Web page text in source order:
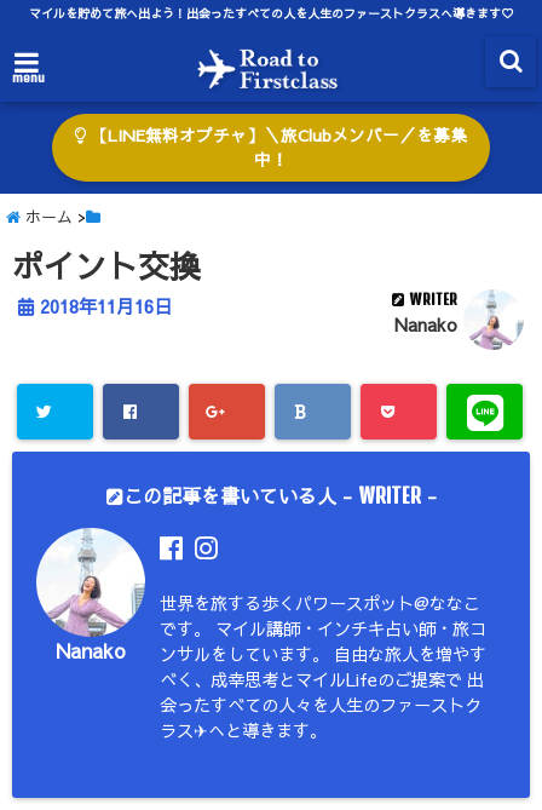
マイルを貯めて旅へ出よう！出会ったすべての人を人生のファーストクラスへ導きます♡
menu
【LINE無料オプチャ】＼旅Clubメンバー／を募集
中！
ホーム >
ポイント交換
2018年11月16日 WRITER
Nanako
この記事を書いている人 - WRITER-
Nanako
世界を旅する歩くパワースポット@ななこ
です。 マイル講師・インチキ占い師・旅コ
ンサルをしています。 自由な旅人を増やす
べく、成幸思考とマイルLifeのご提案で 出
会ったすべての人々を人生のファーストク
ラス✈︎へと導きます。